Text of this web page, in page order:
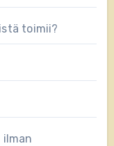
toimii?
ilman